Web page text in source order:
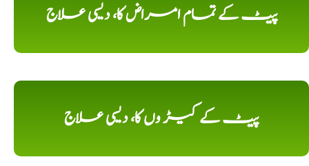
پیٹ کے تمام امراض کا، دیسی علاج
پیٹ کے کیڑ وں کا، دیسی علاج